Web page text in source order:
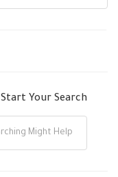
Start Your Search